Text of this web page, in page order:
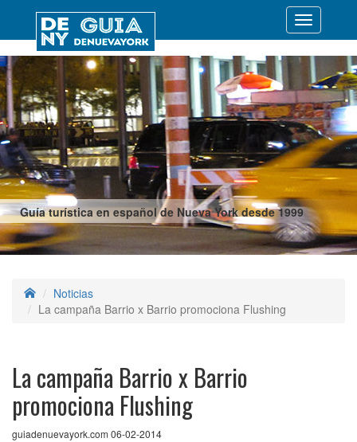
Guía turística en español de Nueva York desde 1999
Desplegar
Noticias
La campaña Barrio x Barrio promociona Flushing
La campaña Barrio x Barrio
promociona Flushing
guiadenuevayork.com 06-02-2014